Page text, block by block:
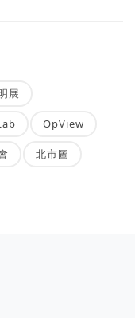
展
OpView
北市圖